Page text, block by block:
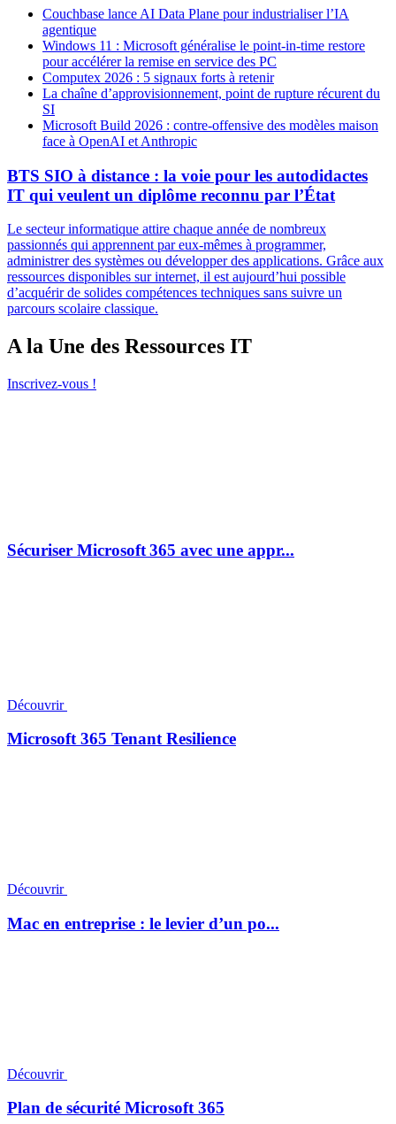
Couchbase lance AI Data Plane pour industrialiser l’IA
agentique
Windows 11 : Microsoft généralise le point-in-time restore
pour accélérer la remise en service des PC
Computex 2026 : 5 signaux forts à retenir
La chaîne d’approvisionnement, point de rupture récurent du
SI
Microsoft Build 2026 : contre-offensive des modèles maison
face à OpenAI et Anthropic
BTS SIO à distance : la voie pour les autodidactes
IT qui veulent un diplôme reconnu par l’État
Le secteur informatique attire chaque année de nombreux
passionnés qui apprennent par eux-mêmes à programmer,
administrer des systèmes ou développer des applications. Grâce aux
ressources disponibles sur internet, il est aujourd’hui possible
d’acquérir de solides compétences techniques sans suivre un
parcours scolaire classique.
A la Une des Ressources IT
Inscrivez-vous !
Sécuriser Microsoft 365 avec une appr...
Découvrir
Microsoft 365 Tenant Resilience
Découvrir
Mac en entreprise : le levier d’un po...
Découvrir
Plan de sécurité Microsoft 365